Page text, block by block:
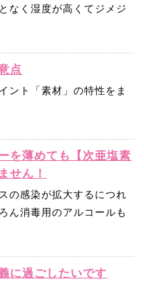
なく湿度が高くてジメジ
点
ント「素材」の特性をま
を薄めても【次亜塩素
せん！
の感染が拡大するにつれ
ん消毒用のアルコールも
に過ごしたいです